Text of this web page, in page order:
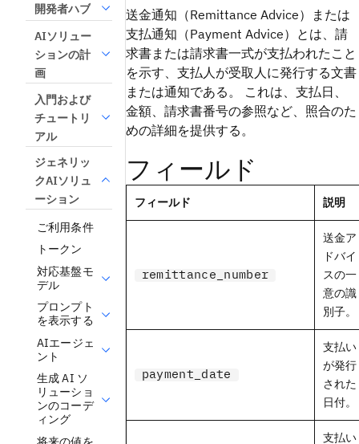
開発者ハブ
AIソリュー
ションの計
画
入門および
チュートリ
アル
ジェネリッ
クAIソリュ
ーション
ご利用条件
トークン
対応基盤モ
デル
プロンプト
を表示する
AIエージェ
ント
生成 AI ソ
リューショ
ンのコーデ
ィング
送金通知（Remittance Advice）または
支払通知（Payment Advice）とは、請
求書または請求書一式が支払われたこと
を示す、支払人が受取人に発行する文書
または通知である。 これは、支払日、
金額、請求書番号の参照など、照合のた
めの詳細を提供する。
フィールド
フィールド 説明
remittance_number
送金ア
ドバイ
スの一
意の識
別子。
payment_date
支払い
が発行
された
日付。
支払い